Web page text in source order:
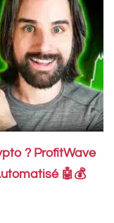
? ProfitWave
🤖💰